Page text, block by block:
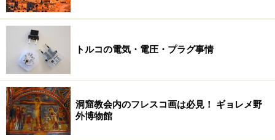
ら。時間帯に関係なく、いつでも使える必殺の言葉はこ
ちらです。
こんにちは Merhaba （メルハバ）
これを一言言うだけで、相手のトルコ人の対応もかなり
違ってくるはず。また、これに続いて「調子はどうです
か」と聞くのがトルコ流です。丸暗記でも十分活用でき
トルコの電気・電圧・プラグ事情
洞窟教会内のフレスコ画は必見！ ギョレメ野
外博物館